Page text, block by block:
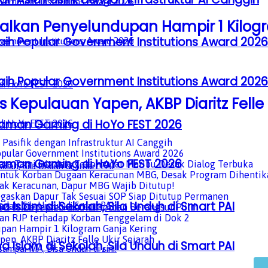
Popular Government Institutions Award 2026
Gaming di HoYo FEST 2026
Islam di Sekolah, Sila Unduh di Smart PAI
Popular Government Institutions Award 2026
Gaming di HoYo FEST 2026
Islam di Sekolah, Sila Unduh di Smart PAI
Penyelundupan Hampir 1
Kepulauan Yapen, AKBP Diaritz